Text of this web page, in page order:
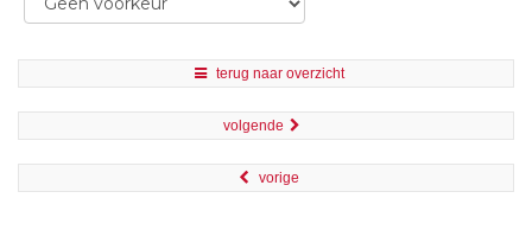
terug naar overzicht
volgende
vorige